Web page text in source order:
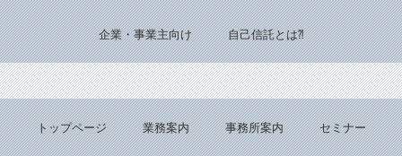
企業・事業主向け 自己信託とは⁈
トップページ 業務案内 事務所案内 セミナー